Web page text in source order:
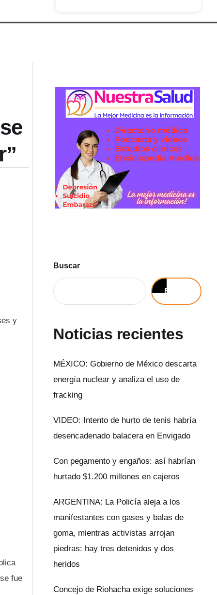
y
fue
Buscar
Buscar
Noticias recientes
MÉXICO: Gobierno de México descarta
energía nuclear y analiza el uso de
fracking
VIDEO: Intento de hurto de tenis habría
desencadenado balacera en Envigado
Con pegamento y engaños: así habrían
hurtado $1.200 millones en cajeros
ARGENTINA: La Policía aleja a los
manifestantes con gases y balas de
goma, mientras activistas arrojan
piedras: hay tres detenidos y dos
heridos
Concejo de Riohacha exige soluciones